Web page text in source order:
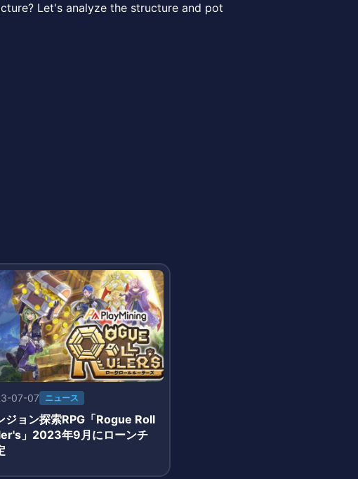
Let's analyze the structure and pot
07-07 ニュース
ジョン探索RPG「Rogue Roll
」2023年9月にローンチ